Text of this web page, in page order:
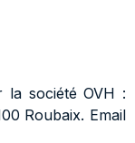
la société OVH :
Roubaix. Email